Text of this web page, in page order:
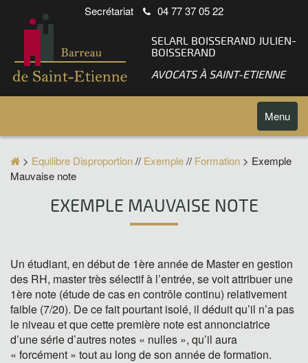
Secrétariat 04 77 37 05 22
SELARL BOISSERAND JULIEN-
BOISSERAND
AVOCATS À SAINT-ETIENNE
Toggle
Menu
> Equilibre Disproportion// Exemple// Formation > Exemple
Mauvaise note
EXEMPLE MAUVAISE NOTE
Un étudiant, en début de 1ère année de Master en gestion
des RH, master très sélectif à l’entrée, se voit attribuer une
1ère note (étude de cas en contrôle continu) relativement
faible (7/20). De ce fait pourtant isolé, il déduit qu’il n’a pas
le niveau et que cette première note est annonciatrice
d’une série d’autres notes « nulles », qu’il aura
« forcément » tout au long de son année de formation.